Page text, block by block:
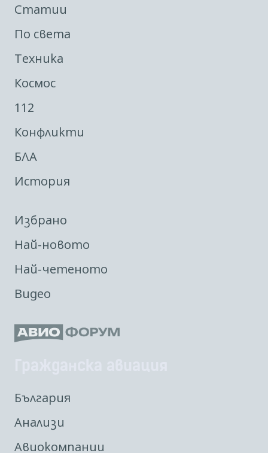
Статии
По света
Техника
Космос
112
Конфликти
БЛА
История
Избрано
Най-новото
Най-четеното
Видео
България
Анализи
Авиокомпании